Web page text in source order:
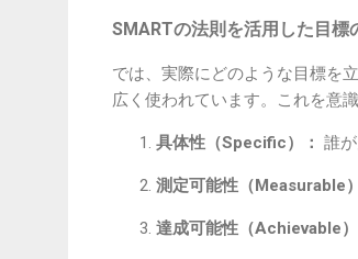
SMARTの法則を活用した目標
では、実際にどのような目標を
広く使われています。これを意
具体性（Specific）： 誰
測定可能性（Measurable
達成可能性（Achievable）